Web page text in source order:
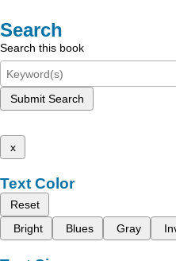
Search
Search this book
Submit Search
x
Text Color
Reset
Bright
Blues Gray